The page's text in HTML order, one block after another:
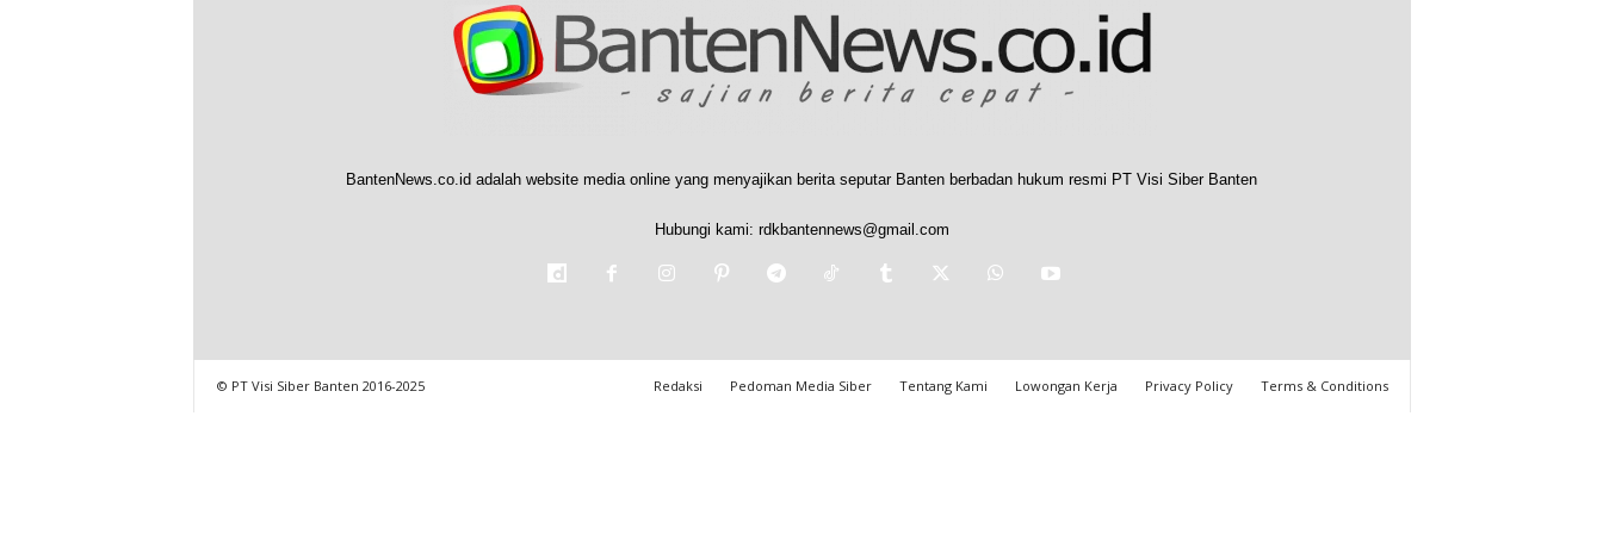
BantenNews.co.id adalah website media online yang menyajikan berita seputar Banten berbadan hukum resmi PT Visi Siber Banten
Hubungi kami: rdkbantennews@gmail.com
Redaksi Pedoman Media Siber Tentang Kami Lowongan Kerja Privacy Policy Terms & Conditions
© PT Visi Siber Banten 2016-2025